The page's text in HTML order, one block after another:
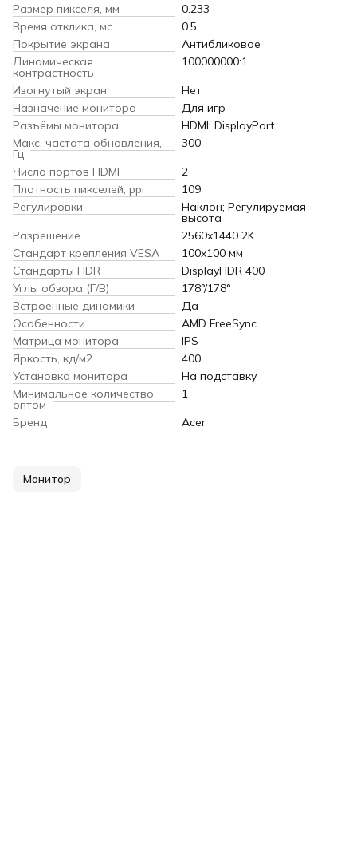
Размер пикселя, мм
0.233
Время отклика, мс
0.5
Покрытие экрана
Антибликовое
Динамическая
контрастность
100000000:1
Изогнутый экран
Нет
Назначение монитора
Для игр
Разъёмы монитора
HDMI; DisplayPort
Макс. частота обновления,
Гц
300
Число портов HDMI
2
Плотность пикселей, ppi
109
Регулировки
Наклон; Регулируемая
высота
Разрешение
2560x1440 2K
Стандарт крепления VESA
100x100 мм
Cтандарты HDR
DisplayHDR 400
Углы обзора (Г/В)
178°/178°
Встроенные динамики
Да
Особенности
AMD FreeSync
Матрица монитора
IPS
Яркость, кд/м2
400
Установка монитора
На подставку
Минимальное количество
оптом
1
Бренд
Acer
Монитор